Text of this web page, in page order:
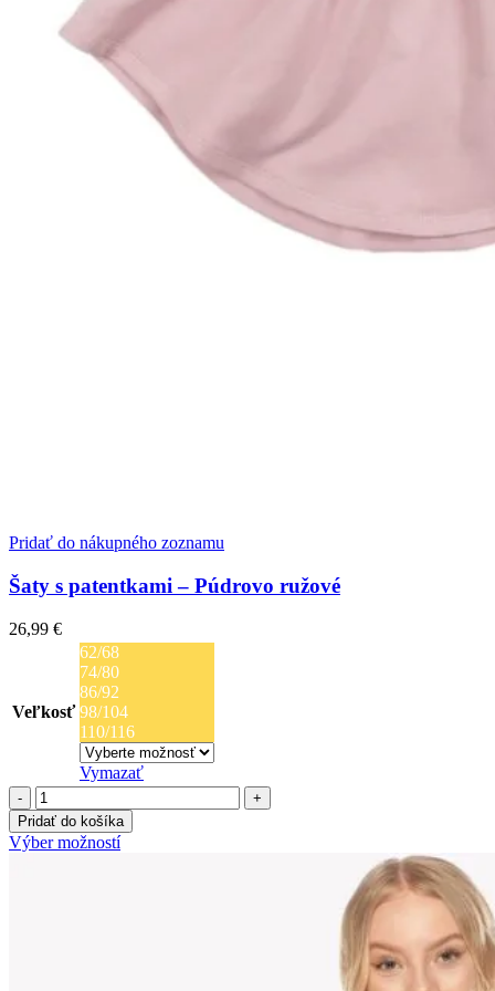
Pridať do nákupného zoznamu
Šaty s patentkami – Púdrovo ružové
26,99 €
Veľkosť
62/68
74/80
86/92
98/104
110/116
Vymazať
množstvo
Šaty
s
patentkami
Pridať do košíka
Výber možnostíTento